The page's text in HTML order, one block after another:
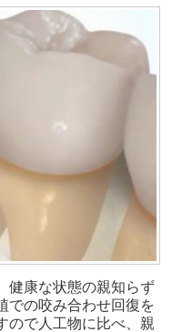
健康な状態の親知らず
での咬み合わせ回復を
ので人工物に比べ、親